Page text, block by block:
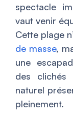
spectacle
vaut venir
Cette plage
de masse,
une
des
naturel
pleinement.